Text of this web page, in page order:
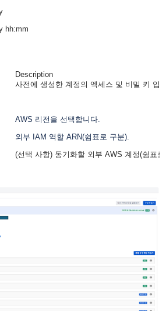
hh:mm
Description
사전에 생성한 계정의 엑세스 및 비밀 키 입
AWS 리전을 선택합니다.
외부 IAM 역할 ARN(쉼표로 구분).
(선택 사항) 동기화할 외부 AWS 계정(쉼표